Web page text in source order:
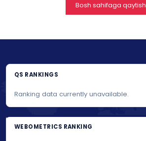
Bosh sahifaga qaytish
QS RANKINGS
Ranking data currently unavailable.
WEBOMETRICS RANKING